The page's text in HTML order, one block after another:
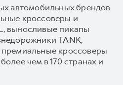
автомобильных брендов
кроссоверы и
выносливые пикапы
TANK,
кроссоверы
чем в 170 странах и